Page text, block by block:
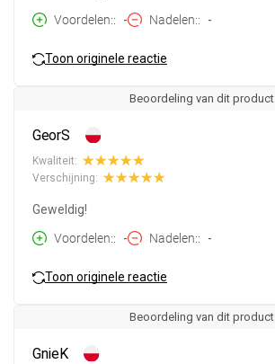
Voordelen:
- Nadelen: -
Toon originele reactie
Beoordeling van dit product
GeorS
Kwaliteit:
Verschijning:
Geweldig!
Voordelen:
- Nadelen: -
Toon originele reactie
Beoordeling van dit product
GnieK